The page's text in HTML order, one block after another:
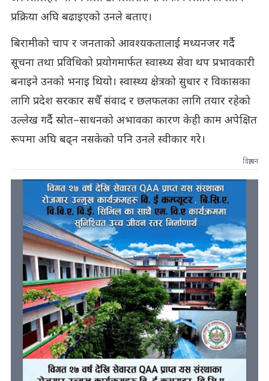
प्रक्रिया अघि बढाइएको उनले बताए।
बिरामीको चाप र जनताको आवश्यकतालाई मध्यनजर गर्दै
सूचना तथा प्रविधिको प्रयोगमार्फत स्वास्थ्य सेवा थप प्रभावकारी
बनाइने उनको भनाइ थियो। स्वास्थ्य क्षेत्रको सुधार र विकासका
लागि प्रदेश सरकार सधैँ संवाद र छलफलका लागि तयार रहेको
उल्लेख गर्दै स्रोत–साधनको अभावका कारण केही काम अपेक्षित
रूपमा अघि बढ्न नसकेको पनि उनले स्वीकार गरे।
विज्ञापन